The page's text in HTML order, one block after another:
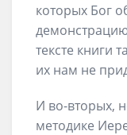
которых Бог
тексте книги
их нам не
И во-вторых,
методике